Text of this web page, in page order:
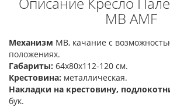
МВ AMF
Механизм MB, качание с
положениях.
Габариты: 64х80х112-120 см.
Крестовина: металлическая.
Накладки на крестовину,
бук.